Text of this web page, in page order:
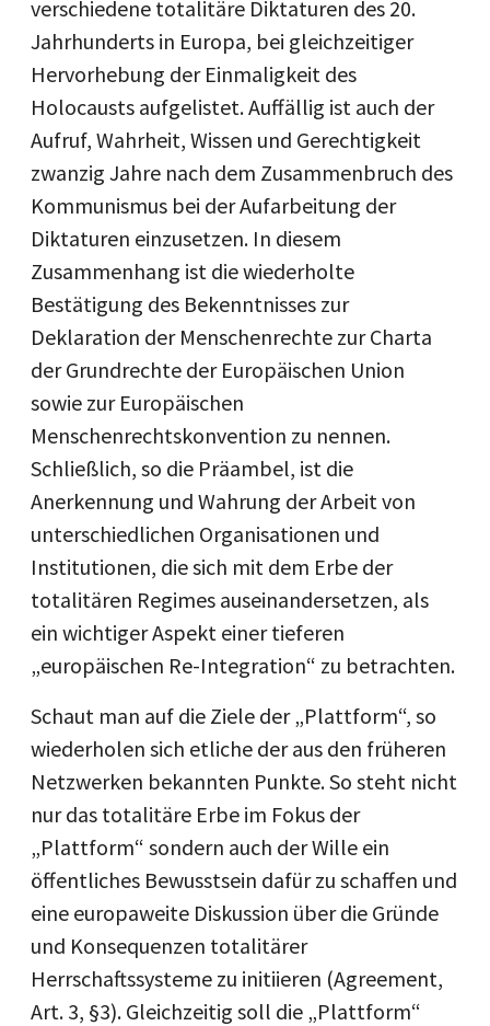
verschiedene totalitäre Diktaturen des 20.
Jahrhunderts in Europa, bei gleichzeitiger
Hervorhebung der Einmaligkeit des
Holocausts aufgelistet. Auffällig ist auch der
Aufruf, Wahrheit, Wissen und Gerechtigkeit
zwanzig Jahre nach dem Zusammenbruch des
Kommunismus bei der Aufarbeitung der
Diktaturen einzusetzen. In diesem
Zusammenhang ist die wiederholte
Bestätigung des Bekenntnisses zur
Deklaration der Menschenrechte zur Charta
der Grundrechte der Europäischen Union
sowie zur Europäischen
Menschenrechtskonvention zu nennen.
Schließlich, so die Präambel, ist die
Anerkennung und Wahrung der Arbeit von
unterschiedlichen Organisationen und
Institutionen, die sich mit dem Erbe der
totalitären Regimes auseinandersetzen, als
ein wichtiger Aspekt einer tieferen
„europäischen Re-Integration“ zu betrachten.
Schaut man auf die Ziele der „Plattform“, so
wiederholen sich etliche der aus den früheren
Netzwerken bekannten Punkte. So steht nicht
nur das totalitäre Erbe im Fokus der
„Plattform“ sondern auch der Wille ein
öffentliches Bewusstsein dafür zu schaffen und
eine europaweite Diskussion über die Gründe
und Konsequenzen totalitärer
Herrschaftssysteme zu initiieren (Agreement,
Art. 3, §3). Gleichzeitig soll die „Plattform“